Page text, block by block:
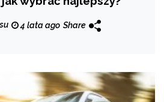
4 lata ago Share